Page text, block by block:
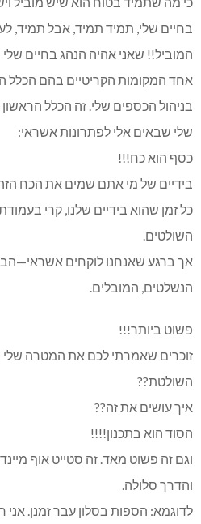
בחיים שלי, תמיד תמיד, אבל תמיד,
המוביל!! שאני אהיה הנהג בחיים
אחד המקומות הקריטיים בהם הכלל
בניהול הכספים שלי. זה הכלל
שלי שבאים אלי לפתרונות אשראי:
כסף הוא כח!!!
בידיים של מי אתם שמים את הכח
כל זמן שהוא בידיים שלנו, קרי
השולטים.
אך ברגע שאנחנו לוקחים
הנשלטים, המובלים.
פשוט ביותר!!!
זוכרים שאמרתי לכם את המטרה שלי
השולטת??
איך עושים את זה??
הסוד הוא בתכנון!!!!
וגם זה פשוט מאד. זה סטייט אוף
והדרך סלולה.
לדוגמא: הספות בסלון עבר זמנן. אני